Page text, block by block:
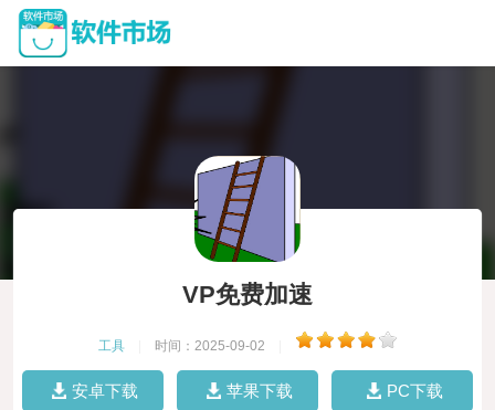
VP免费加速
工具 时间：2025-09-02
安卓下载 苹果下载 PC下载